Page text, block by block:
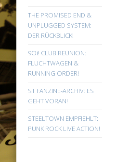
THE PROMISED END &
UNPLUGGED SYSTEM:
DER RÜCKBLICK!
9Oi! CLUB REUNION:
FLUCHTWAGEN &
RUNNING ORDER!
ST FANZINE-ARCHIV: ES
GEHT VORAN!
STEELTOWN EMPFIEHLT:
PUNK ROCK LIVE ACTION!